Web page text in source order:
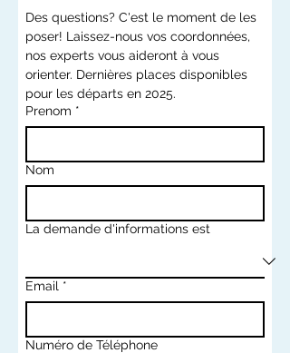
Des questions? C'est le moment de les
poser! Laissez-nous vos coordonnées,
nos experts vous aideront à vous
orienter. Dernières places disponibles
pour les départs en 2025.​
Prenom *
Nom
La demande d'informations est
Email *
Numéro de Téléphone